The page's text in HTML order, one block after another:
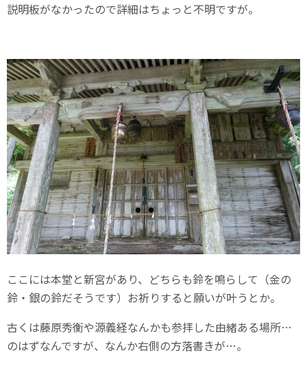
説明板がなかったので詳細はちょっと不明ですが。
ここには本堂と新宮があり、どちらも鈴を鳴らして（金の
鈴・銀の鈴だそうです）お祈りすると願いが叶うとか。
古くは藤原秀衡や源義経なんかも参拝した由緒ある場所…
のはずなんですが、なんか右側の方落書きが…。